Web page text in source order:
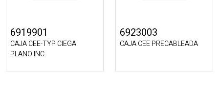
6919901
CAJA CEE-TYP CIEGA
PLANO INC.
6923003
CAJA CEE PRECABLEADA